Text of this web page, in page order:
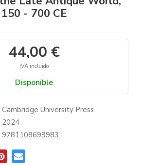
150 - 700 CE
44,00 €
IVA incluido
Disponible
Cambridge University Press
2024
9781108699983